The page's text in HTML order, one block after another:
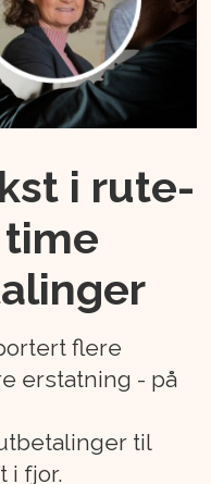
i rute-
flere
erstatning - på
til
i fjor.